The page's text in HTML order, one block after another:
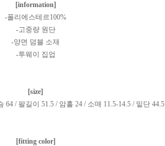
[information]
-폴리에스테르100%
-고중량 원단
-양면 덤블 소재
-투웨이 집업
[size]
64 / 팔길이 51.5 / 암홀 24 / 소매 11.5-14.5 / 밑단 44.5
[fitting color]